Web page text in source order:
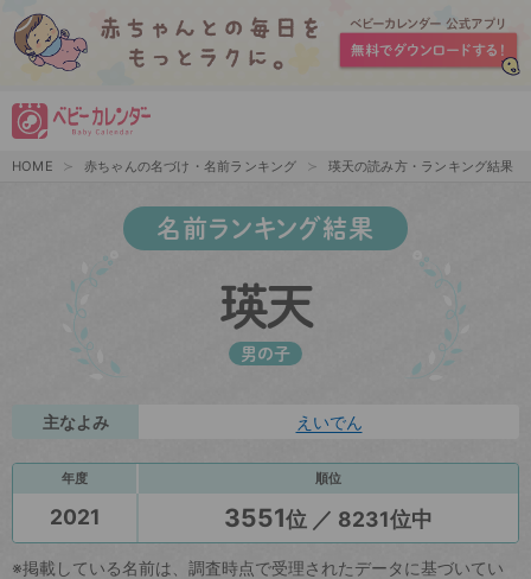
HOME 赤ちゃんの名づけ・名前ランキング 瑛天の読み方・ランキング結果
名前ランキング結果
瑛天
男の子
主なよみ えいでん
年度 順位
2021 3551位 ／ 8231位中
※掲載している名前は、調査時点で受理されたデータに基づいてい